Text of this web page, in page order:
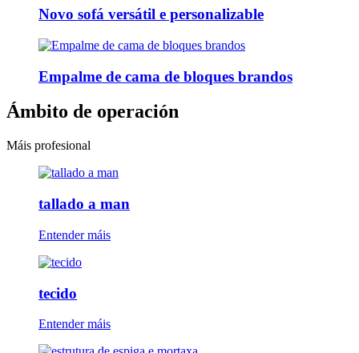
Novo sofá versátil e personalizable
Empalme de cama de bloques brandos
Ámbito de operación
Máis profesional
tallado a man
Entender máis
tecido
Entender máis